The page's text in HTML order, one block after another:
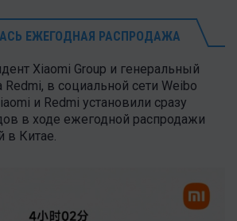
ЕЖЕГОДНАЯ РАСПРОДАЖА
Xiaomi Group и генеральный
в социальной сети Weibo
и Redmi установили сразу
в ходе ежегодной распродажи
в Китае.